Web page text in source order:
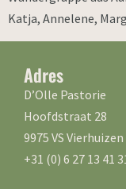
Katja, Annelene,
Adres
D’Olle Pastorie
Hoofdstraat 28
9975 VS Vierhuizen
+31 (0) 6 27 13 41